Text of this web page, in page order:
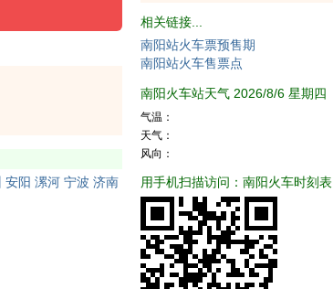
安阳 漯河 宁波 济南
相关链接...
南阳站火车票预售期
南阳站火车售票点
南阳火车站天气 2026/8/6 星期四
气温：
天气：
风向：
用手机扫描访问：南阳火车时刻表